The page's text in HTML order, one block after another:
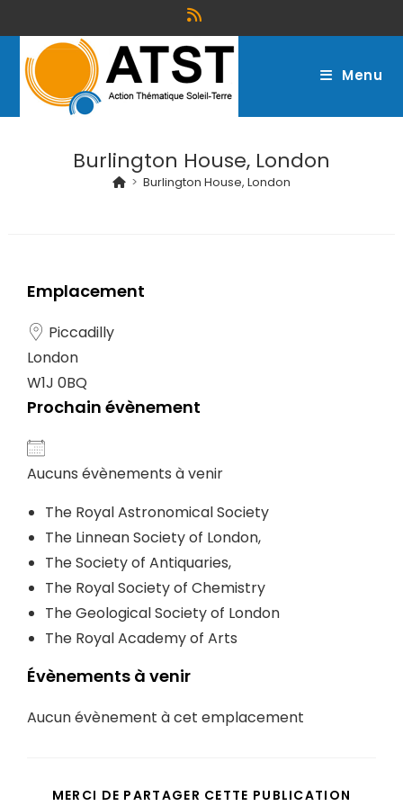
Menu
Burlington House, London
> Burlington House, London
Emplacement
Piccadilly
London
W1J 0BQ
Prochain évènement
Aucuns évènements à venir
The Royal Astronomical Society
The Linnean Society of London,
TheSociety of Antiquaries,
The Royal Society of Chemistry
TheGeological Society of London
The Royal Academy of Arts
Évènements à venir
Aucun évènement à cet emplacement
MERCI DE PARTAGER CETTE PUBLICATION